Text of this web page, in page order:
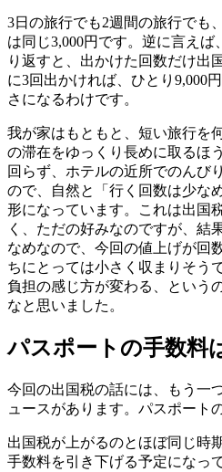
3日の旅行でも2週間の旅行でも
は同じ3,000円です。逆に言え
り返すと、出かけた回数だけ出
に3回出かければ、ひとり9,000
さになるわけです。
我が家はもともと、短い旅行を
の滞在をゆっくり長めに取るほ
回らず、ホテルの近所でのんび
ので、自然と「行く回数は少な
形になっています。これは出国
く、ただの好みなのですが、結
なめなので、今回の値上げが回
ちにとっては小さく収まりそう
負担の感じ方が変わる、という
なと思いました。
パスポートの手数料
今回の出国税の話には、もう一
ュースがあります。パスポート
出国税が上がるのとほぼ同じ時
手数料を引き下げる予定になっ